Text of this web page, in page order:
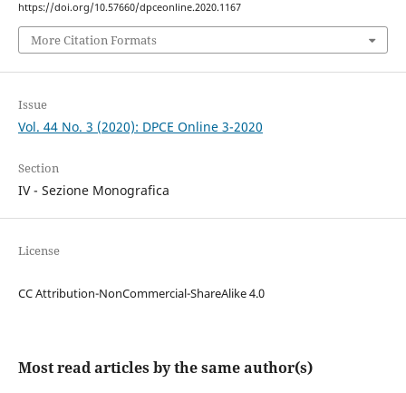
https://doi.org/10.57660/dpceonline.2020.1167
More Citation Formats
Issue
Vol. 44 No. 3 (2020): DPCE Online 3-2020
Section
IV - Sezione Monografica
License
CC Attribution-NonCommercial-ShareAlike 4.0
Most read articles by the same author(s)